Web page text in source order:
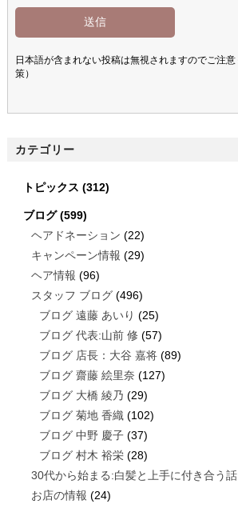
日本語が含まれない投稿は無視されますのでご注
策）
カテゴリー
トピックス (312)
ブログ(599)
ヘアドネーション (22)
キャンペーン情報 (29)
ヘア情報 (96)
スタッフ ブログ(496)
ブログ 遠藤 あいり (25)
ブログ 代表:山前 修 (57)
ブログ 店長：大谷 嘉将(89)
ブログ 齋藤 絵里奈 (127)
ブログ 大橋 綾乃 (29)
ブログ 菊地 香織(102)
ブログ 中野 慶子(37)
ブログ 村木 裕栄(28)
30代から始まる:白髪と上手に付き合う話
お店の情報 (24)